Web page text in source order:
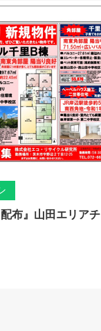
配布』山田エリア